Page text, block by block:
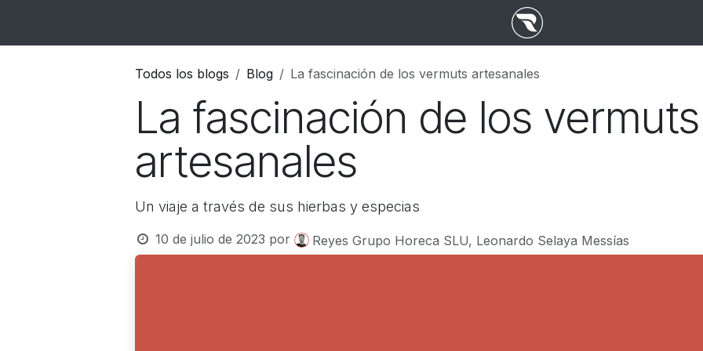
Todos los blogs Blog La fascinación de los vermuts artesanales
La fascinación de los vermuts
artesanales
Un viaje a través de sus hierbas y especias
10 de julio de 2023 por Reyes Grupo Horeca SLU, Leonardo Selaya Messías